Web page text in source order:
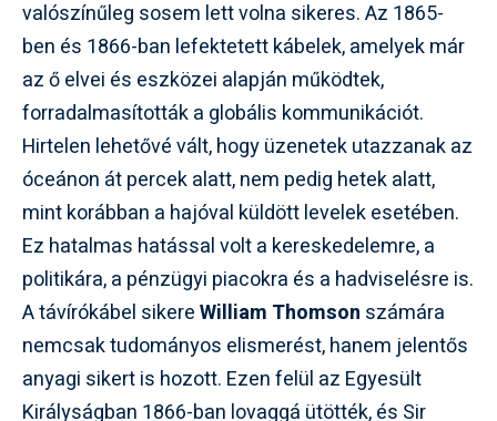
valószínűleg sosem lett volna sikeres. Az 1865-
ben és 1866-ban lefektetett kábelek, amelyek már
az ő elvei és eszközei alapján működtek,
forradalmasították a globális kommunikációt.
Hirtelen lehetővé vált, hogy üzenetek utazzanak az
óceánon át percek alatt, nem pedig hetek alatt,
mint korábban a hajóval küldött levelek esetében.
Ez hatalmas hatással volt a kereskedelemre, a
politikára, a pénzügyi piacokra és a hadviselésre is.
A távírókábel sikereWilliam Thomson számára
nemcsak tudományos elismerést, hanem jelentős
anyagi sikert is hozott. Ezen felül az Egyesült
Királyságban 1866-ban lovaggá ütötték, és Sir